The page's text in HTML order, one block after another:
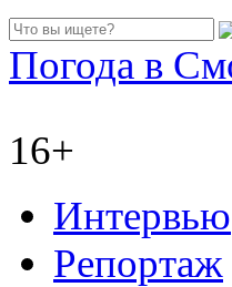
Погода в
16+
Интервью
Репортаж